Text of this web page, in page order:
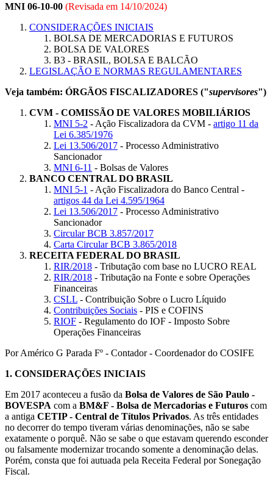
MNI 06-10-00 (Revisada em 14/10/2024)
CONSIDERAÇÕES INICIAIS
BOLSA DE MERCADORIAS E FUTUROS
BOLSA DE VALORES
B3 - BRASIL, BOLSA E BALCÃO
LEGISLAÇÃO E NORMAS REGULAMENTARES
Veja também: ÓRGÃOS FISCALIZADORES ("supervisores")
CVM - COMISSÃO DE VALORES MOBILIÁRIOS
MNI 5-2 - Ação Fiscalizadora da CVM - artigo 11 da
Lei 6.385/1976
Lei 13.506/2017 - Processo Administrativo
Sancionador
MNI 6-11 - Bolsas de Valores
BANCO CENTRAL DO BRASIL
MNI 5-1 - Ação Fiscalizadora do Banco Central -
artigos 44 da Lei 4.595/1964
Lei 13.506/2017 - Processo Administrativo
Sancionador
Circular BCB 3.857/2017
Carta Circular BCB 3.865/2018
RECEITA FEDERAL DO BRASIL
RIR/2018 - Tributação com base no LUCRO REAL
RIR/2018 - Tributação na Fonte e sobre Operações
Financeiras
CSLL - Contribuição Sobre o Lucro Líquido
Contribuições Sociais - PIS e COFINS
RIOF - Regulamento do IOF - Imposto Sobre
Operações Financeiras
Por Américo G Parada Fº - Contador - Coordenador do COSIFE
1. CONSIDERAÇÕES INICIAIS
Em 2017 aconteceu a fusão da Bolsa de Valores de São Paulo -
BOVESPA com a BM&F - Bolsa de Mercadorias e Futuros com
a antiga CETIP - Central de Títulos Privados. As três entidades
no decorrer do tempo tiveram várias denominações, não se sabe
exatamente o porquê. Não se sabe o que estavam querendo esconder
ou falsamente modernizar trocando somente a denominação delas.
Porém, consta que foi autuada pela Receita Federal por Sonegação
Fiscal.